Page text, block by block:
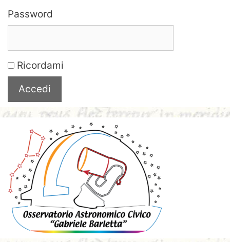
Password
Ricordami